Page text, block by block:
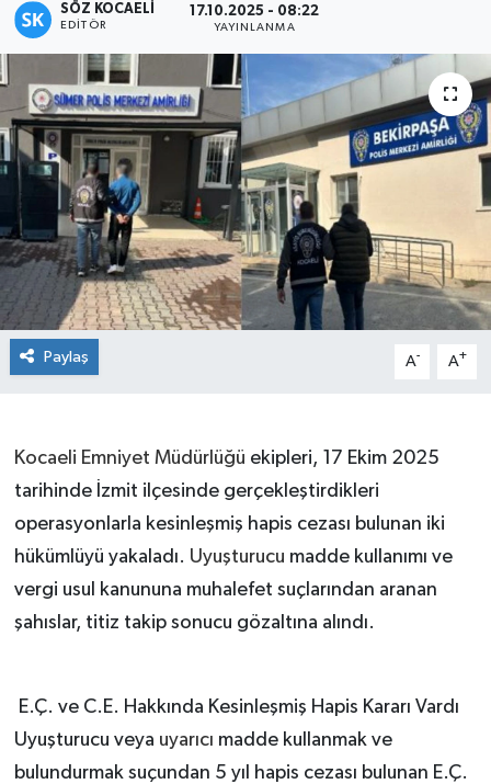
SÖZ KOCAELI
EDITÖR
17.10.2025 - 08:22
YAYINLANMA
Paylaş A- A+
Kocaeli Emniyet Müdürlüğü ekipleri, 17 Ekim 2025
tarihinde İzmit ilçesinde gerçekleştirdikleri
operasyonlarla kesinleşmiş hapis cezası bulunan iki
hükümlüyü yakaladı. Uyuşturucu madde kullanımı ve
vergi usul kanununa muhalefet suçlarından aranan
şahıslar, titiz takip sonucu gözaltına alındı.
E.Ç. ve C.E. Hakkında Kesinleşmiş Hapis Kararı Vardı
Uyuşturucu veya uyarıcı madde kullanmak ve
bulundurmak suçundan 5 yıl hapis cezası bulunan E.Ç.
Haber Arşivi